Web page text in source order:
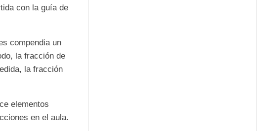
con la guía de
compendia un
la fracción de
la fracción
elementos
en el aula.